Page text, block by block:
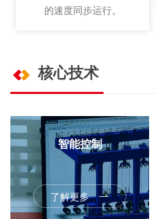
的速度同步运行。
核心技术
智能控制
智能制造，引导未来。
大势所趋，顺势而为，乘势
了解更多